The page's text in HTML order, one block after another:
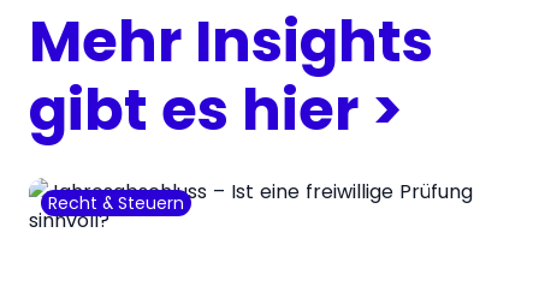
Mehr Insights
gibt es hier >
Recht & Steuern